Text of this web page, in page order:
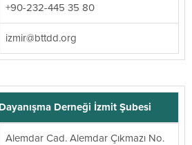
+90-232-445 35 80
gro.ddttb
@rimzi
Derneği İzmit Şubesi
Alemdar Cad. Alemdar Çıkmazı No.